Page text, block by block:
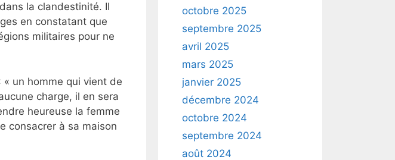
la clandestinité. Il
en constatant que
militaires pour ne
« un homme qui vient de
charge, il en sera
heureuse la femme
consacrer à sa maison
octobre 2025
septembre 2025
avril 2025
mars 2025
janvier 2025
décembre 2024
octobre 2024
septembre 2024
août 2024